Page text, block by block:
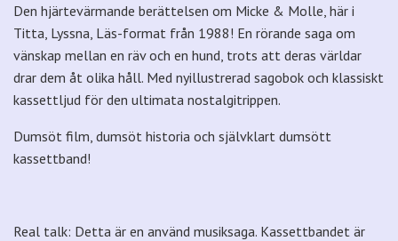
Den hjärtevärmande berättelsen om Micke & Molle, här i
Titta, Lyssna, Läs-format från 1988! En rörande saga om
vänskap mellan en räv och en hund, trots att deras världar
drar dem åt olika håll. Med nyillustrerad sagobok och klassiskt
kassettljud för den ultimata nostalgitrippen.
Dumsöt film, dumsöt historia och självklart dumsött
kassettband!
Real talk: Detta är en använd musiksaga. Kassettbandet är